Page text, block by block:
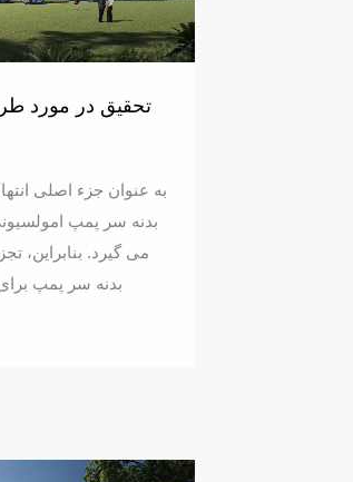
تحقیق در مورد
به عنوان جزء اصلی
بدنه سر پمپ
می گیرد. بنابراین،
بدنه سر پمپ